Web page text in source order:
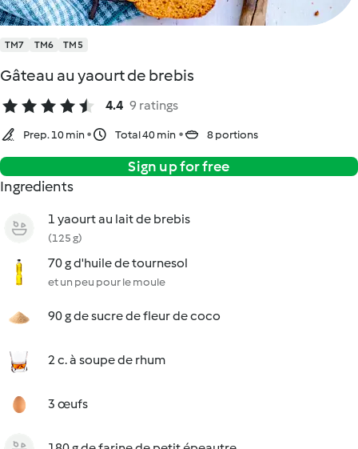
TM7 TM6 TM5
Gâteau au yaourt de brebis
4.4 9 ratings
Prep. 10 min Total 40 min 8 portions
Sign up for free
Ingredients
1 yaourt au lait de brebis
(125 g)
70 g d'huile de tournesol
et un peu pour le moule
90 g de sucre de fleur de coco
2 c. à soupe de rhum
3 œufs